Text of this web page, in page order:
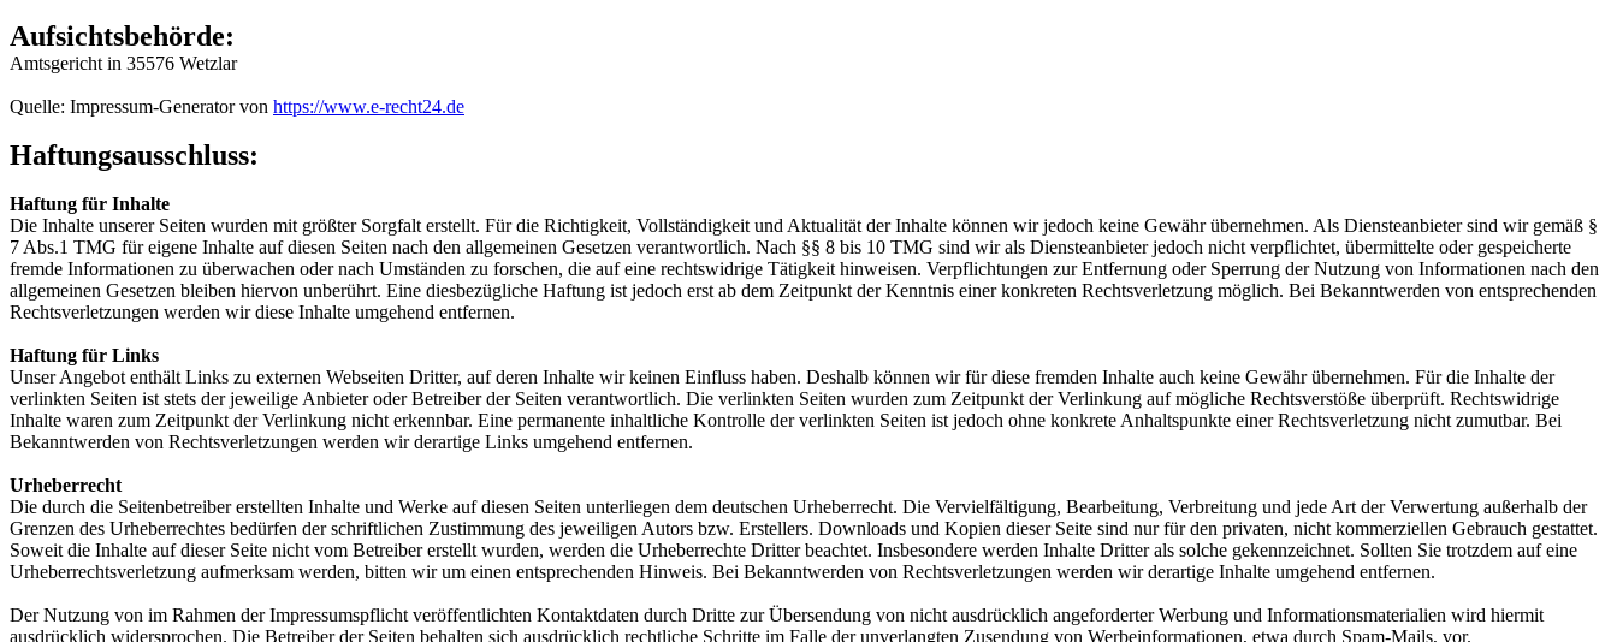
Aufsichtsbehörde:
Amtsgericht in 35576 Wetzlar
Quelle: Impressum-Generator von https://www.e-recht24.de
Haftungsausschluss:
Haftung für Inhalte
Die Inhalte unserer Seiten wurden mit größter Sorgfalt erstellt. Für die Richtigkeit, Vollständigkeit und Aktualität der Inhalte können wir jedoch keine Gewähr übernehmen. Als Diensteanbieter sind wir gemäß §
7 Abs.1 TMG für eigene Inhalte auf diesen Seiten nach den allgemeinen Gesetzen verantwortlich. Nach §§ 8 bis 10 TMG sind wir als Diensteanbieter jedoch nicht verpflichtet, übermittelte oder gespeicherte
fremde Informationen zu überwachen oder nach Umständen zu forschen, die auf eine rechtswidrige Tätigkeit hinweisen. Verpflichtungen zur Entfernung oder Sperrung der Nutzung von Informationen nach den
allgemeinen Gesetzen bleiben hiervon unberührt. Eine diesbezügliche Haftung ist jedoch erst ab dem Zeitpunkt der Kenntnis einer konkreten Rechtsverletzung möglich. Bei Bekanntwerden von entsprechenden
Rechtsverletzungen werden wir diese Inhalte umgehend entfernen.
Haftung für Links
Unser Angebot enthält Links zu externen Webseiten Dritter, auf deren Inhalte wir keinen Einfluss haben. Deshalb können wir für diese fremden Inhalte auch keine Gewähr übernehmen. Für die Inhalte der
verlinkten Seiten ist stets der jeweilige Anbieter oder Betreiber der Seiten verantwortlich. Die verlinkten Seiten wurden zum Zeitpunkt der Verlinkung auf mögliche Rechtsverstöße überprüft. Rechtswidrige
Inhalte waren zum Zeitpunkt der Verlinkung nicht erkennbar. Eine permanente inhaltliche Kontrolle der verlinkten Seiten ist jedoch ohne konkrete Anhaltspunkte einer Rechtsverletzung nicht zumutbar. Bei
Bekanntwerden von Rechtsverletzungen werden wir derartige Links umgehend entfernen.
Urheberrecht
Die durch die Seitenbetreiber erstellten Inhalte und Werke auf diesen Seiten unterliegen dem deutschen Urheberrecht. Die Vervielfältigung, Bearbeitung, Verbreitung und jede Art der Verwertung außerhalb der
Grenzen des Urheberrechtes bedürfen der schriftlichen Zustimmung des jeweiligen Autors bzw. Erstellers. Downloads und Kopien dieser Seite sind nur für den privaten, nicht kommerziellen Gebrauch gestattet.
Soweit die Inhalte auf dieser Seite nicht vom Betreiber erstellt wurden, werden die Urheberrechte Dritter beachtet. Insbesondere werden Inhalte Dritter als solche gekennzeichnet. Sollten Sie trotzdem auf eine
Urheberrechtsverletzung aufmerksam werden, bitten wir um einen entsprechenden Hinweis. Bei Bekanntwerden von Rechtsverletzungen werden wir derartige Inhalte umgehend entfernen.
Der Nutzung von im Rahmen der Impressumspflicht veröffentlichten Kontaktdaten durch Dritte zur Übersendung von nicht ausdrücklich angeforderter Werbung und Informationsmaterialien wird hiermit
ausdrücklich widersprochen. Die Betreiber der Seiten behalten sich ausdrücklich rechtliche Schritte im Falle der unverlangten Zusendung von Werbeinformationen, etwa durch Spam-Mails, vor.